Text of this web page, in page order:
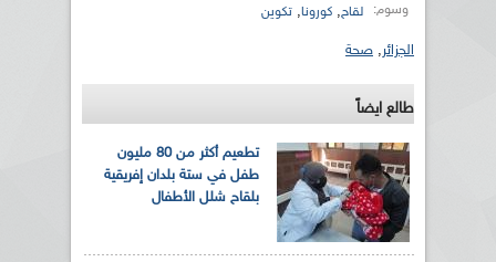
وسوم: لقاح, كورونا, تكوين
الجزائر, صحة
طالع ايضاً
تطعيم أكثر من 80 مليون
طفل في ستة بلدان إفريقية
بلقاح شلل الأطفال